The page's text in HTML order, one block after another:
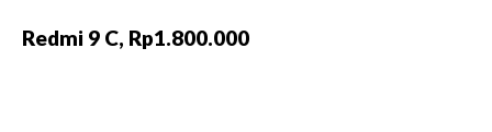
Redmi 9 C, Rp1.800.000